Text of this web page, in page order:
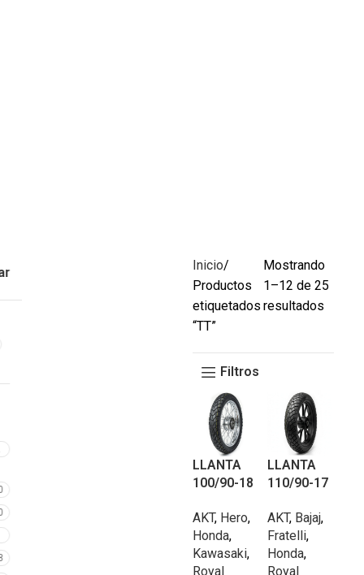
Inicio
Productos
etiquetados
“TT”
Mostrando
1–12 de 25
resultados
Filtros
LLANTA
100/90-18
PÓSITO
UB311 TT
62/P
AKT, Hero,
Honda,
Kawasaki,
Royal
LLANTA
110/90-17
PÓSITO
UB311 TT
66/P
AKT, Bajaj,
Fratelli,
Honda,
Royal